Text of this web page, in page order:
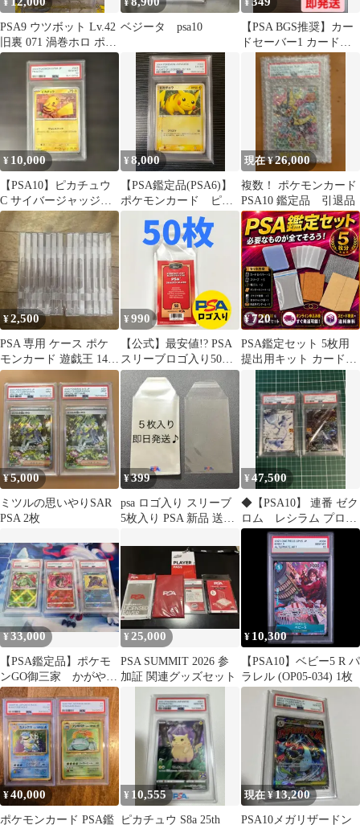
¥
PSA9 ウツボット Lv.42
旧裏 071 渦巻ホロ ポケ
モンジャングル
¥
ベジータ psa10
¥
【PSA BGS推奨】カー
ドセーバー1 カードセ
イバー1 鑑定用キッド1
セット
¥ 10,000
【PSA10】ピカチュウ
C サイバージャッジ
psa10
¥8,000
【PSA鑑定品(PSA6)】
ポケモンカード ピカ
チュウ 037/082
現在 ¥26,000
複数！ ポケモンカード
PSA10 鑑定品 引退品
¥2,500
PSA 専用 ケース ポケ
モンカード 遊戯王 14個
セット
¥990
【公式】最安値!? PSA
スリーブロゴ入り50枚
入り
¥720
PSA鑑定セット 5枚用
提出用キット カードセ
イバー スリーブ 梱包資
材 トレカ カードセーバ
ー ポケカ ワンピースカ
ード 遊戯王 BGS対応
¥5,000
ミツルの思いやりSAR
PSA 2枚
¥399
psa ロゴ入り スリーブ
5枚入り PSA 新品 送料
¥47,500
◆【PSA10】 連番 ゼク
ロム レシラム プロモ
カードパック 25th
¥33,000
【PSA鑑定品】ポケモ
ンGO御三家 かがやく
リザードン カメック
ス フシギバナ
¥ 25,000
PSA SUMMIT 2026 参
加証 関連グッズセット
¥ 10,300
【PSA10】ベビー5 R パ
ラレル (OP05-034) 1枚
¥40,000
ポケモンカード PSA鑑
¥ 10,555
ピカチュウ S8a 25th
現在 ¥13,200
PSA10メガリザードン